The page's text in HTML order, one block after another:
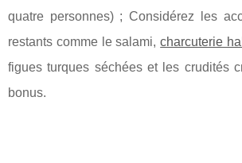
quatre personnes) ; Considérez les
restants comme le salami,charcuterie
figues turques séchées et les crudités
bonus.